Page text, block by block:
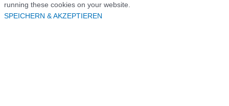
running these cookies on your website.
SPEICHERN & AKZEPTIEREN